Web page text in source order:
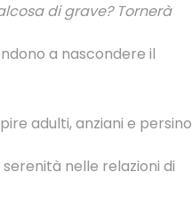
di grave? Tornerà
a nascondere il
adulti, anziani e persino
nelle relazioni di